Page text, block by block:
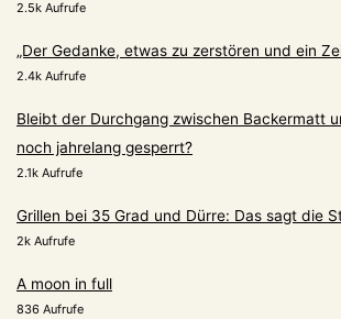
2.5k Aufrufe
„Der Gedanke, etwas zu zerstören und ein
2.4k Aufrufe
Bleibt der Durchgang zwischen Backermatt
noch jahrelang gesperrt?
2.1k Aufrufe
Grillen bei 35 Grad und Dürre: Das sagt die
2k Aufrufe
A moon in full
836 Aufrufe